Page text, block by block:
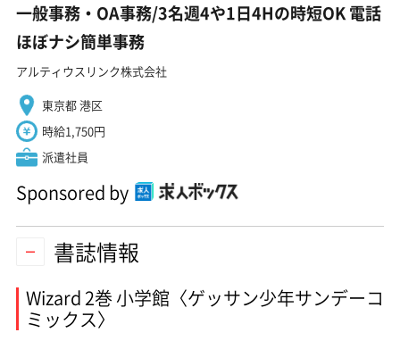
一般事務・OA事務/3名週4や1日4Hの時短OK 電話
ほぼナシ簡単事務
アルティウスリンク株式会社
東京都 港区
時給1,750円
派遣社員
Sponsored by
書誌情報
Wizard 2巻 小学館〈ゲッサン少年サンデーコ
ミックス〉